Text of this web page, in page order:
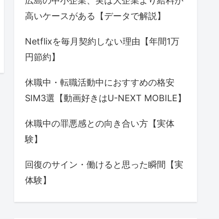
高いケースがある【データで解説】
Netflixを毎月契約しない理由【年間1万
円節約】
休職中・転職活動中におすすめの格安
SIM3選【動画好きはU-NEXT MOBILE】
休職中の罪悪感との向き合い方【実体
験】
回復のサイン・働けると思った瞬間【実
体験】